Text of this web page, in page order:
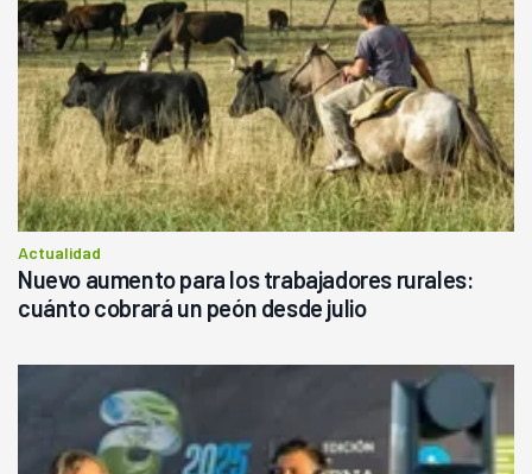
Actualidad
Nuevo aumento para los trabajadores rurales:
cuánto cobrará un peón desde julio